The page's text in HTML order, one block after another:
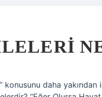
konusunu daha